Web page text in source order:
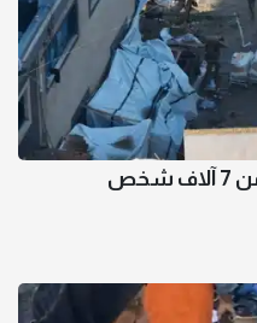
مدير مستشفى الشفاء: أكثر من 7 آلاف شخص